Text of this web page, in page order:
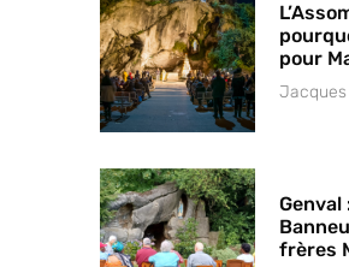
pour
Jacques
Genval
frères